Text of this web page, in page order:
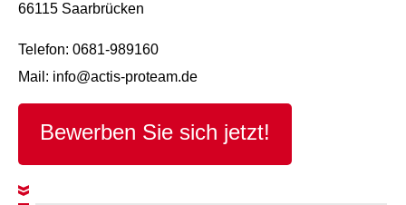
66115 Saarbrücken
Telefon: 0681-989160
Mail: info@actis-proteam.de
Bewerben Sie sich jetzt!